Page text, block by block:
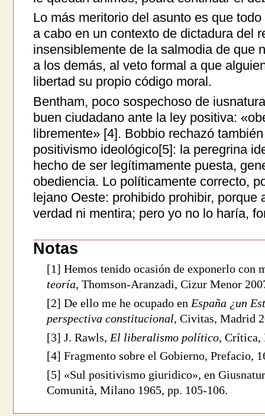
Lo más meritorio del asunto es que
a cabo en un contexto de dictadura del
insensiblemente de la salmodia de que
a los demás, al veto formal a que
libertad su propio código moral.
Bentham, poco sospechoso de
buen ciudadano ante la ley positiva:
libremente» [4]. Bobbio rechazó
positivismo ideológico[5]: la peregrina
hecho de ser legítimamente puesta,
obediencia. Lo políticamente correcto,
lejano Oeste: prohibido prohibir, porque
verdad ni mentira; pero yo no lo haría,
Notas
[1] Hemos tenido ocasión de exponerlo con
teoría, Thomson-Aranzadi, Cizur Menor
[2] De ello me he ocupado en España ¿un
perspectiva constitucional, Civitas, Madrid
[3] J. Rawls, El liberalismo político, Crítica,
[4] Fragmento sobre el Gobierno, Prefacio,
[5] «Sul positivismo giuridico», en
Comunità, Milano 1965, pp. 105-106.